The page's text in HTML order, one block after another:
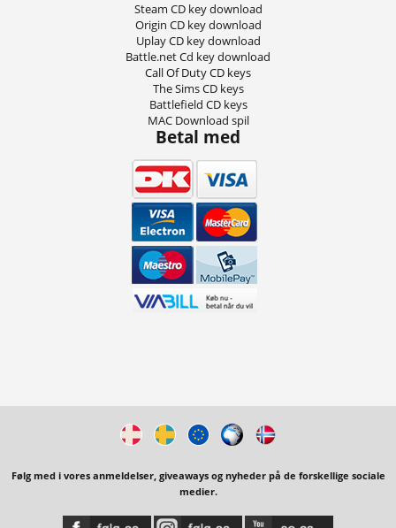
Steam CD key download
Origin CD key download
Uplay CD key download
Battle.net Cd key download
Call Of Duty CD keys
The Sims CD keys
Battlefield CD keys
MAC Download spil
Betal med
Følg med i vores anmeldelser, giveaways og nyheder på de forskellige sociale
medier.